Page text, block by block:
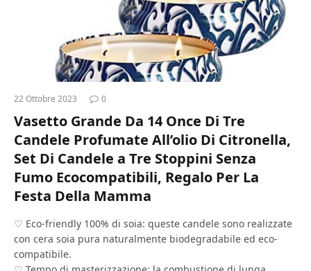
22 Ottobre 2023 0
Vasetto Grande Da 14 Once Di Tre
Candele Profumate All’olio Di Citronella,
Set Di Candele a Tre Stoppini Senza
Fumo Ecocompatibili, Regalo Per La
Festa Della Mamma
♡ Eco-friendly 100% di soia: queste candele sono realizzate
con cera soia pura naturalmente biodegradabile ed eco-
compatibile.